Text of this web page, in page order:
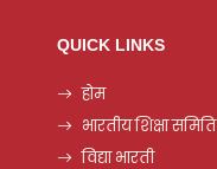
QUICK LINKS
होम
भारतीय शिक्षा समिति
विद्या भारती